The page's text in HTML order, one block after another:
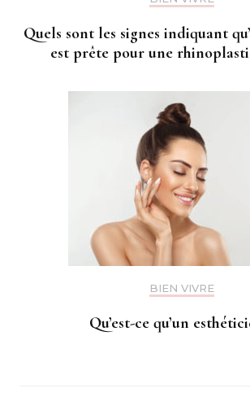
Quels sont les signes indiquant
est prête pour une
BIEN VIVRE
Qu’est-ce qu’un